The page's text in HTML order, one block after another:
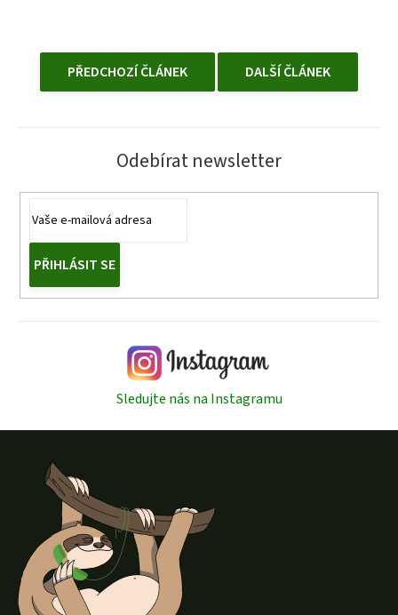
PŘEDCHOZÍ ČLÁNEK DALŠÍ ČLÁNEK
Odebírat newsletter
PŘIHLÁSIT SE
Sledujte nás na Instagramu